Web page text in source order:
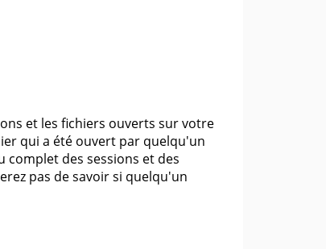
et les fichiers ouverts sur votre
qui a été ouvert par quelqu'un
des sessions et des
pas de savoir si quelqu'un